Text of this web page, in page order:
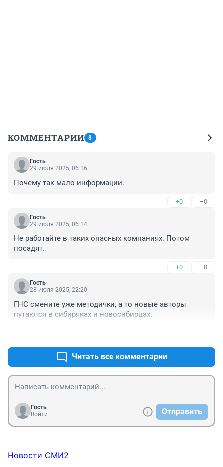
КОММЕНТАРИИ 8
Гость
29 июля 2025, 06:16
Почему так мало информации.
+0 –0
Гость
29 июля 2025, 06:14
Не работайте в таких опасных компаниях. Потом
посадят.
+0 –0
Гость
28 июля 2025, 22:20
ГНС смените уже методички, а то новые авторы
путаются в сибиряках и новосибирцах.
Читать все комментарии
Гость
Войти
Отправить
Новости СМИ2